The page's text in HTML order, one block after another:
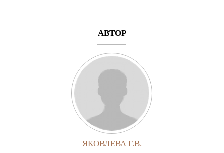
АВТОР
ЯКОВЛЕВА Г.В.